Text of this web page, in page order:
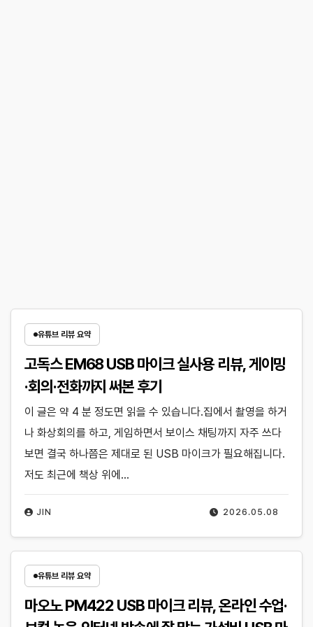
유튜브 리뷰 요약
고독스 EM68 USB 마이크 실사용 리뷰, 게이밍
·회의·전화까지 써본 후기
2026.05.08
JIN
이 글은 약 4 분 정도면 읽을 수 있습니다.집에서 촬영을 하거
나 화상회의를 하고, 게임하면서 보이스 채팅까지 자주 쓰다
보면 결국 하나쯤은 제대로 된 USB 마이크가 필요해집니다.
저도 최근에 책상 위에…
유튜브 리뷰 요약
마오노 PM422 USB 마이크 리뷰, 온라인 수업·